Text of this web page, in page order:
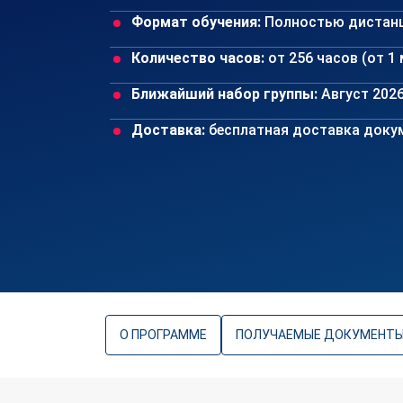
Формат обучения: Полностью
Количество часов: от 256 часов (от
Ближайший набор группы: Август
Доставка: бесплатная доставка
О ПРОГРАММЕ ПОЛУЧАЕМЫЕ